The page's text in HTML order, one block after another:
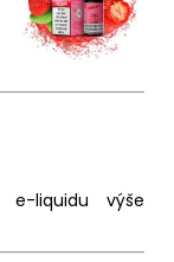
e-liquidu výše